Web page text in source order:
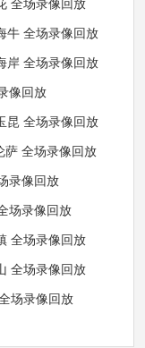
牛 全场录像回放
岸 全场录像回放
像回放
昆 全场录像回放
萨 全场录像回放
录像回放
场录像回放
全场录像回放
全场录像回放
场录像回放